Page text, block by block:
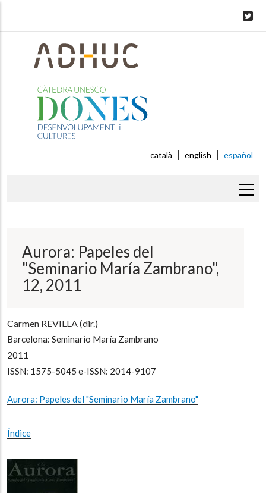
català english español
ayuda
navegación
Aurora: Papeles del
"Seminario María Zambrano",
12, 2011
Carmen REVILLA (dir.)
Barcelona: Seminario María Zambrano
2011
ISSN: 1575-5045 e-ISSN: 2014-9107
Aurora: Papeles del "Seminario María Zambrano"
Índice